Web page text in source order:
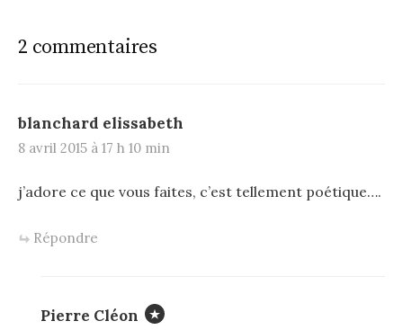
2 commentaires
blanchard elissabeth
8 avril 2015 à 17 h 10 min
j’adore ce que vous faites, c’est tellement poétique….
Répondre
Pierre Cléon